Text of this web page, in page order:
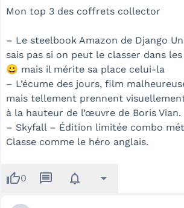
Mon top 3 des coffrets collector
– Le steelbook Amazon de Django
sais pas si on peut le classer dans
😀 mais il mérite sa place celui-la
– L’écume des jours, film
mais tellement prennent
à la hauteur de l’œuvre de Boris Vian.
– Skyfall – Édition limitée combo
Classe comme le héro anglais.
thumb_up0 message notifications arrow_drop_down